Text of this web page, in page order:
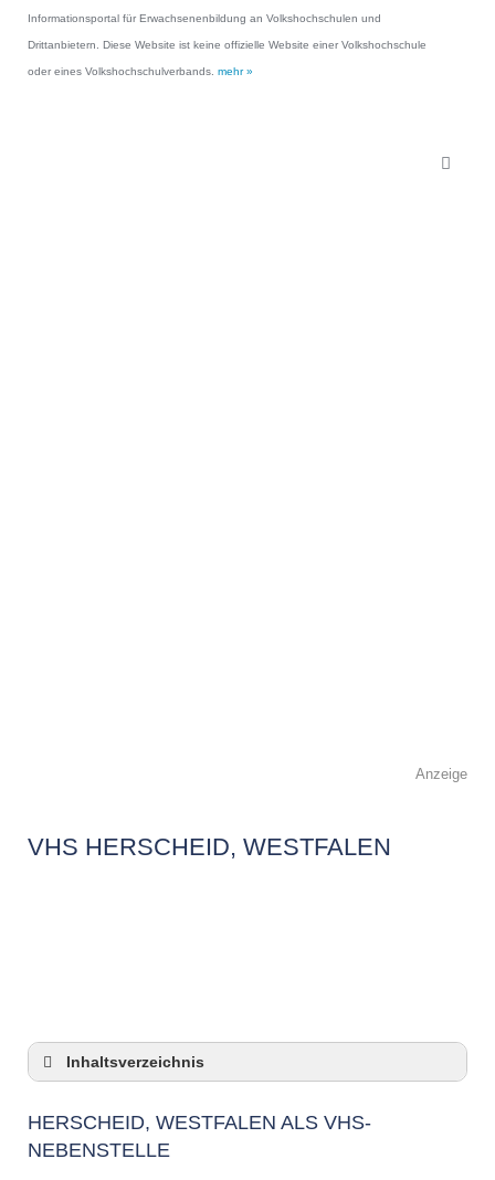
Informationsportal für Erwachsenenbildung an Volkshochschulen und
Drittanbietern. Diese Website ist keine offizielle Website einer Volkshochschule
oder eines Volkshochschulverbands. mehr »
Anzeige
VHS HERSCHEID, WESTFALEN
Inhaltsverzeichnis
Checkliste: So zeigt die VHS in Herscheid,
Westfalen Präsenz
HERSCHEID, WESTFALEN ALS VHS-
NEBENSTELLE